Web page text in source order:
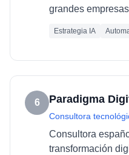
grandes
Estrategia IA
6 Paradigma
Consultora
Consultora
transformación